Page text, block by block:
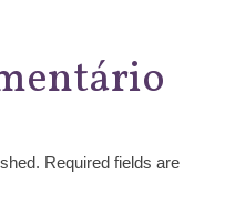
Required fields are